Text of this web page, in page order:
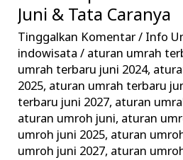
Juni & Tata Caranya
Tinggalkan Komentar/ Info
indowisata/ aturan umrah
umrah terbaru juni 2024,
2025, aturan umrah terbaru
terbaru juni 2027, aturan
aturan umroh juni, aturan
umroh juni 2025, aturan
umroh juni 2027, aturan
Pahala
di
Umroh
Juni
&
Tata
Caranya